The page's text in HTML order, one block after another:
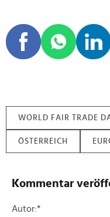
WORLD FAIR TRADE
ÖSTERREICH
Kommentar
Autor:*